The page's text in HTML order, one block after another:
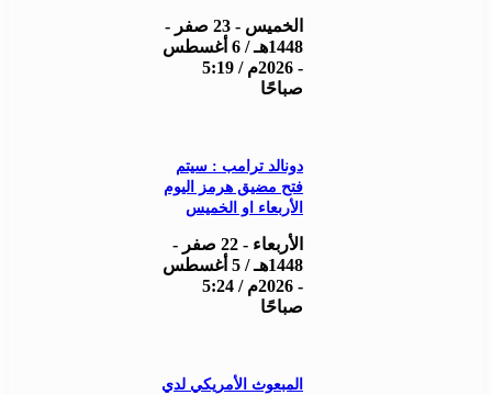
الخميس - 23 صفر -
1448هـ / 6 أغسطس
- 2026م / 5:19
صباحًا
دونالد ترامب : سيتم
فتح مضيق هرمز اليوم
الأربعاء او الخميس
الأربعاء - 22 صفر -
1448هـ / 5 أغسطس
- 2026م / 5:24
صباحًا
المبعوث الأمريكي لدي